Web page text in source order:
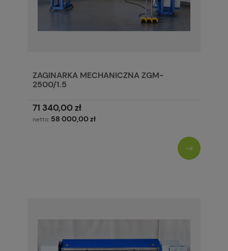
ZAGINARKA MECHANICZNA ZGM-
2500/1.5
71 340,00 zł
netto: 58 000,00 zł